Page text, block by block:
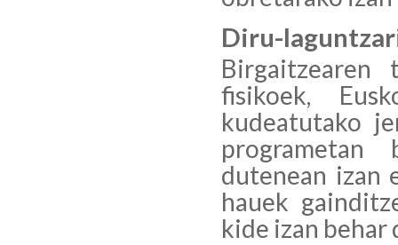
Diru-
fisikoek,
kudeatutako
programetan
dutenean izan
hauek
kide izan behar